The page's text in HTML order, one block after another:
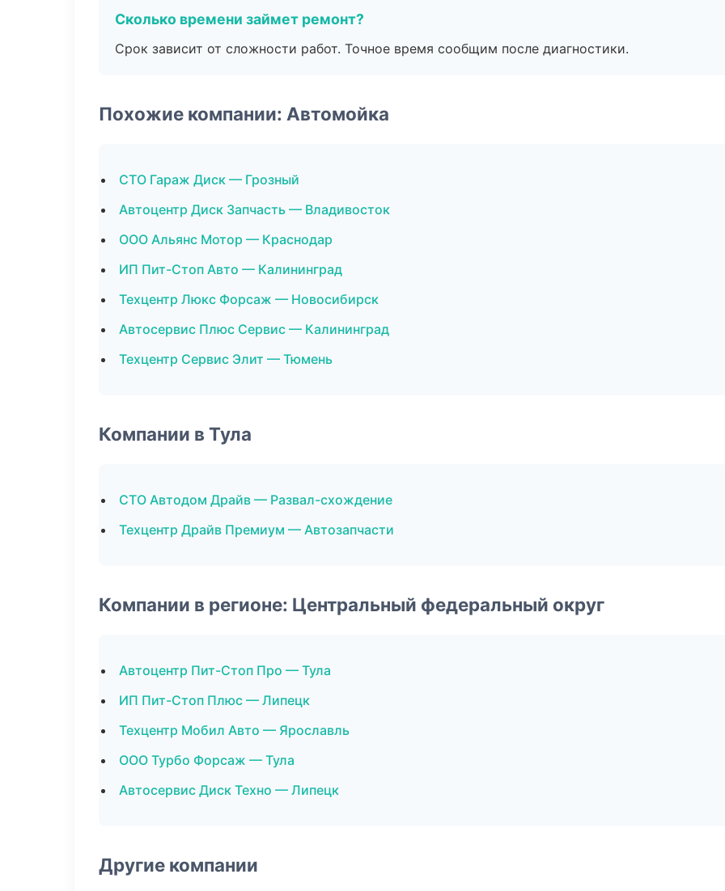
Сколько времени займет ремонт?
Срок зависит от сложности работ. Точное время сообщим после диагностики.
Похожие компании: Автомойка
СТО Гараж Диск — Грозный
Автоцентр Диск Запчасть — Владивосток
ООО Альянс Мотор — Краснодар
ИП Пит-Стоп Авто — Калининград
Техцентр Люкс Форсаж — Новосибирск
Автосервис Плюс Сервис — Калининград
Техцентр Сервис Элит — Тюмень
Компании в Тула
СТО Автодом Драйв — Развал-схождение
Техцентр Драйв Премиум — Автозапчасти
Компании в регионе: Центральный федеральный округ
Автоцентр Пит-Стоп Про — Тула
ИП Пит-Стоп Плюс — Липецк
Техцентр Мобил Авто — Ярославль
ООО Турбо Форсаж — Тула
Автосервис Диск Техно — Липецк
Другие компании